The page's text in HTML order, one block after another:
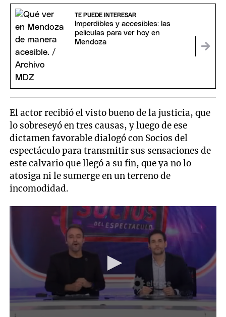
TE PUEDE INTERESAR
Imperdibles y accesibles: las
películas para ver hoy en
Mendoza
El actor recibió el visto bueno de la justicia, que
lo sobreseyó en tres causas, y luego de ese
dictamen favorable dialogó con Socios del
espectáculo para transmitir sus sensaciones de
este calvario que llegó a su fin, que ya no lo
atosiga ni le sumerge en un terreno de
incomodidad.